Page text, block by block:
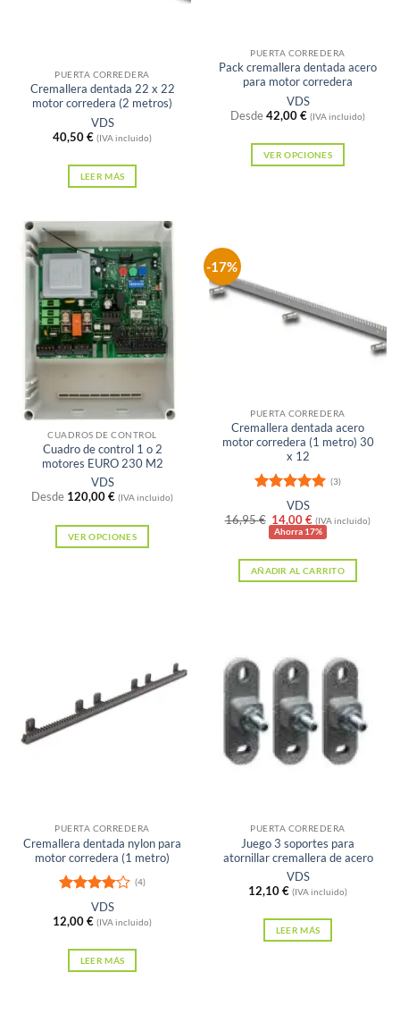
PUERTA CORREDERA
Cremallera dentada 22 x 22
motor corredera (2 metros)
VDS
40,50€ (IVA incluido)
LEER MÁS
PUERTA CORREDERA
Pack cremallera dentada acero
para motor corredera
VDS
Desde42,00€ (IVA incluido)
VER OPCIONES
opciones
se
la
página
de
producto
Sin existencias
CUADROS DE CONTROL
Cuadro de control 1 o 2
motores EURO 230 M2
VDS
Desde 120,00€ (IVA incluido)
VER OPCIONES
opciones
se
de
producto
-17%
PUERTA CORREDERA
Cremallera dentada acero
motor corredera (1 metro) 30
x 12
Valorado
con5de 5
(3)
VDS
16,95€ El
precio
era:
16,95 €.
14,00€El
precio
es:
14,00 €.
(IVA incluido)
Ahorra 17%
AÑADIR AL CARRITO
PUERTA CORREDERA
Cremallera dentada nylon para
motor corredera (1 metro)
Valorado
con4 de
(4)
VDS
12,00€ (IVA incluido)
LEER MÁS
PUERTA CORREDERA
Juego 3 soportes para
atornillar cremallera de acero
VDS
12,10€ (IVA incluido)
LEER MÁS